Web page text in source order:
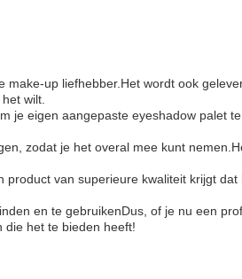
up liefhebber.Het wordt ook
wilt.
je eigen aangepaste eyeshadow palet
zodat je het overal mee kunt
van superieure kwaliteit krijgt dat
en te gebruikenDus, of je nu een
die het te bieden heeft!